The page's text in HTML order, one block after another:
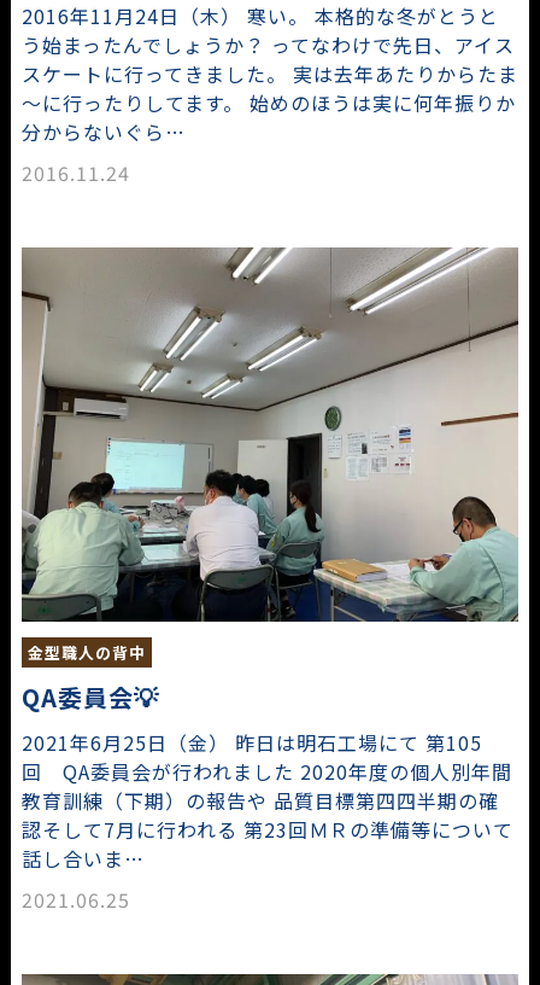
2016年11月24日（木） 寒い。 本格的な冬がとうと
う始まったんでしょうか？ ってなわけで先日、アイス
スケートに行ってきました。 実は去年あたりからたま
～に行ったりしてます。 始めのほうは実に何年振りか
分からないぐら…
2016.11.24
金型職人の背中
QA委員会💡
2021年6月25日（金） 昨日は明石工場にて 第105
回 QA委員会が行われました 2020年度の個人別年間
教育訓練（下期）の報告や 品質目標第四四半期の確
認そして7月に行われる 第23回ＭＲの準備等について
話し合いま…
2021.06.25